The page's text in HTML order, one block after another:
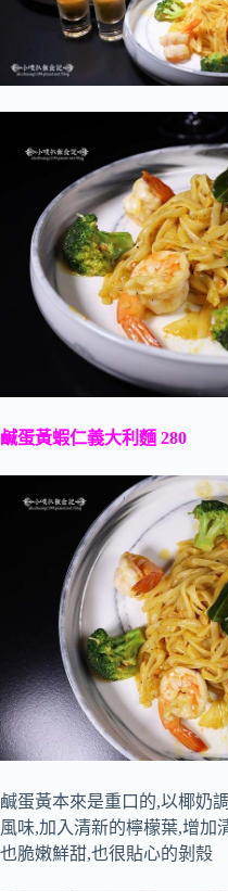
鹹蛋黃蝦仁義大利麵 280
鹹蛋黃本來是重口的,以椰奶
風味,加入清新的檸檬葉,增加
也脆嫩鮮甜,也很貼心的剝殼